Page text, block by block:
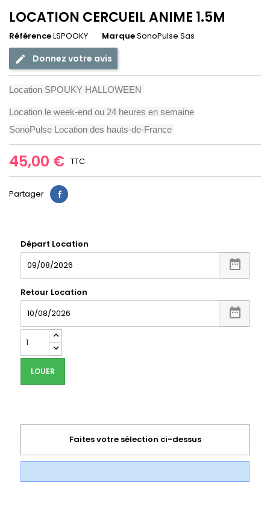
LOCATION CERCUEIL ANIME 1.5M
RéférenceLSPOOKY MarqueSonoPulse Sas
Donnez votre avis
Location SPOUKY HALLOWEEN
Location le week-end ou 24 heures en semaine
SonoPulse Location des hauts-de-France
45,00 € TTC
Partager
Départ Location
Retour Location
LOUER
Faites votre sélection ci-dessus